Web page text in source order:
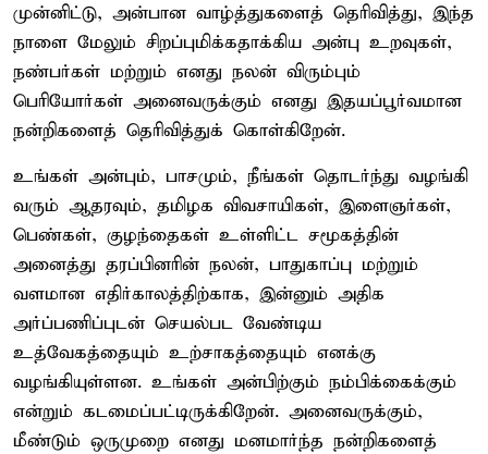
முன்னிட்டு, அன்பான வாழ்த்துகளைத் தெரிவித்து, இந்த
நாளை மேலும் சிறப்புமிக்கதாக்கிய அன்பு உறவுகள்,
நண்பர்கள் மற்றும் எனது நலன் விரும்பும்
பெரியோர்கள் அனைவருக்கும் எனது இதயப்பூர்வமான
நன்றிகளைத் தெரிவித்துக் கொள்கிறேன்.
உங்கள் அன்பும், பாசமும், நீங்கள் தொடர்ந்து வழங்கி
வரும் ஆதரவும், தமிழக விவசாயிகள், இளைஞர்கள்,
பெண்கள், குழந்தைகள் உள்ளிட்ட சமூகத்தின்
அனைத்து தரப்பினரின் நலன், பாதுகாப்பு மற்றும்
வளமான எதிர்காலத்திற்காக, இன்னும் அதிக
அர்ப்பணிப்புடன் செயல்பட வேண்டிய
உத்வேகத்தையும் உற்சாகத்தையும் எனக்கு
வழங்கியுள்ளன. உங்கள் அன்பிற்கும் நம்பிக்கைக்கும்
என்றும் கடமைப்பட்டிருக்கிறேன். அனைவருக்கும்,
மீண்டும் ஒருமுறை எனது மனமார்ந்த நன்றிகளைத்